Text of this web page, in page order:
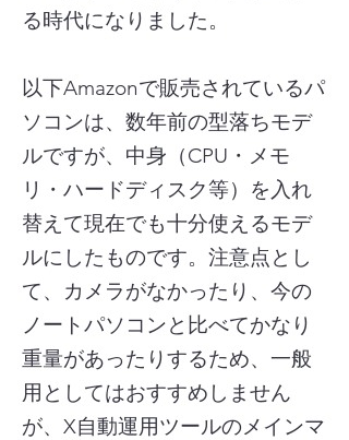
る時代になりました。
以下Amazonで販売されているパ
ソコンは、数年前の型落ちモデ
ルですが、中身（CPU・メモ
リ・ハードディスク等）を入れ
替えて現在でも十分使えるモデ
ルにしたものです。注意点とし
て、カメラがなかったり、今の
ノートパソコンと比べてかなり
重量があったりするため、一般
用としてはおすすめしません
が、X自動運用ツールのメインマ